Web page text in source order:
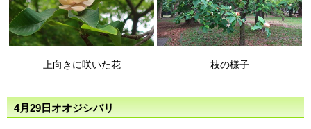
上向きに咲いた花 枝の様子
4月29日オオジシバリ